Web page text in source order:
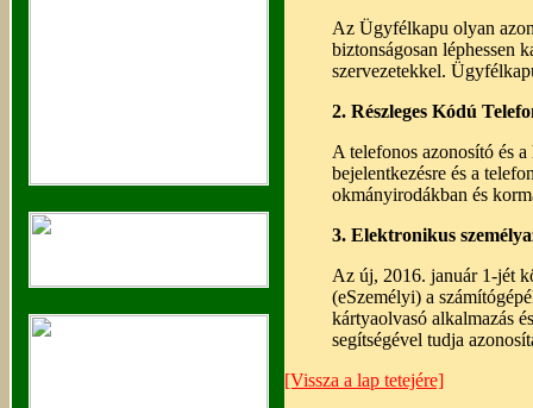
Az Ügyfélkapu olyan
biztonságosan léphessen
szervezetekkel.
2. Részleges Kódú
A telefonos azonosító és
bejelentkezésre és a
okmányirodákban és
3. Elektronikus
Az új, 2016. január 1-jét
(eSzemélyi) a
kártyaolvasó alkalmazás
segítségével tudja
[Vissza a lap tetejére]